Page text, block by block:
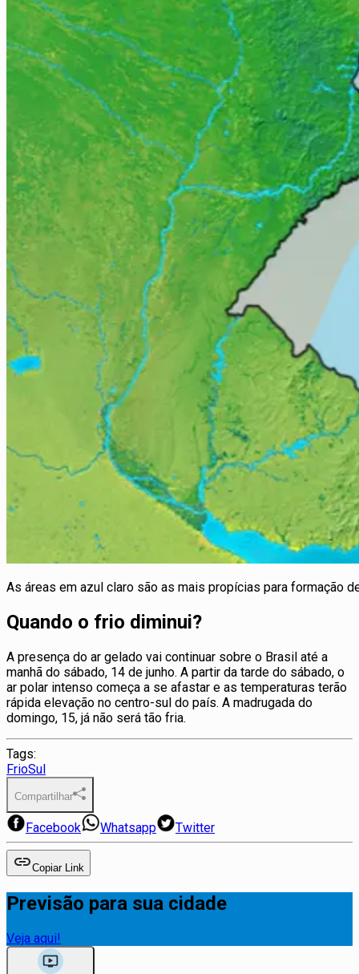
As áreas em azul claro são as mais propícias para formação
Quando o frio diminui?
A presença do ar gelado vai continuar sobre o Brasil até a
manhã do sábado, 14 de junho. A partir da tarde do sábado, o
ar polar intenso começa a se afastar e as temperaturas terão
rápida elevação no centro-sul do país. A madrugada do
domingo, 15, já não será tão fria.
Tags:
FrioSul
Compartilhar
Facebook Whatsapp Twitter
Copiar Link
Previsão para sua cidade
Veja aqui!